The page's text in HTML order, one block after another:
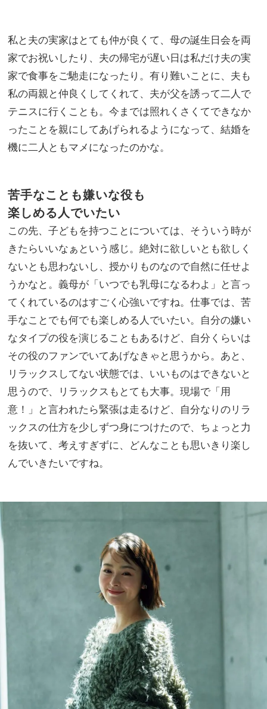
私と夫の実家はとても仲が良くて、母の誕生日会を両
家でお祝いしたり、夫の帰宅が遅い日は私だけ夫の実
家で食事をご馳走になったり。有り難いことに、夫も
私の両親と仲良くしてくれて、夫が父を誘って二人で
テニスに行くことも。今までは照れくさくてできなか
ったことを親にしてあげられるようになって、結婚を
機に二人ともマメになったのかな。
苦手なことも嫌いな役も
楽しめる人でいたい
この先、子どもを持つことについては、そういう時が
きたらいいなぁという感じ。絶対に欲しいとも欲しく
ないとも思わないし、授かりものなので自然に任せよ
うかなと。義母が「いつでも乳母になるわよ」と言っ
てくれているのはすごく心強いですね。仕事では、苦
手なことでも何でも楽しめる人でいたい。自分の嫌い
なタイプの役を演じることもあるけど、自分くらいは
その役のファンでいてあげなきゃと思うから。あと、
リラックスしてない状態では、いいものはできないと
思うので、リラックスもとても大事。現場で「用
意！」と言われたら緊張は走るけど、自分なりのリラ
ックスの仕方を少しずつ身につけたので、ちょっと力
を抜いて、考えすぎずに、どんなことも思いきり楽し
んでいきたいですね。